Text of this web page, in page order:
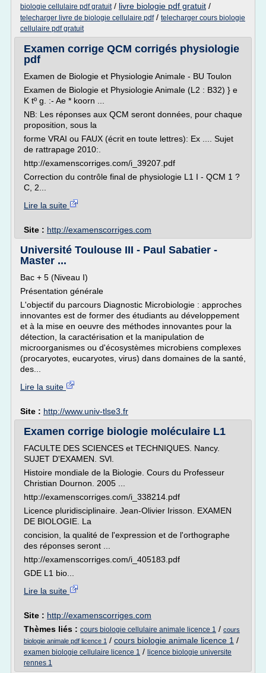
biologie cellulaire pdf gratuit/ livre biologie pdf gratuit /
telecharger livre de biologie cellulaire pdf/ telecharger cours biologie
cellulaire pdf gratuit
Examen corrige QCM corrigés physiologie
pdf
Examen de Biologie et Physiologie Animale - BU Toulon
Examen de Biologie et Physiologie Animale (L2 : B32) } e
K tº g. :- Ae * koorn ...
NB: Les réponses aux QCM seront données, pour chaque
proposition, sous la
forme VRAI ou FAUX (écrit en toute lettres): Ex .... Sujet
de rattrapage 2010:.
http://examenscorriges.com/i_39207.pdf
Correction du contrôle final de physiologie L1 I - QCM 1 ?
C, 2...
Lire la suite
Site : http://examenscorriges.com
Université Toulouse III - Paul Sabatier -
Master ...
Bac + 5 (Niveau I)
Présentation générale
L'objectif du parcours Diagnostic Microbiologie : approches
innovantes est de former des étudiants au développement
et à la mise en oeuvre des méthodes innovantes pour la
détection, la caractérisation et la manipulation de
microorganismes ou d'écosystèmes microbiens complexes
(procaryotes, eucaryotes, virus) dans domaines de la santé,
des...
Lire la suite
Site : http://www.univ-tlse3.fr
Examen corrige biologie moléculaire L1
FACULTE DES SCIENCES et TECHNIQUES. Nancy.
SUJET D'EXAMEN. SVl.
Histoire mondiale de la Biologie. Cours du Professeur
Christian Dournon. 2005 ...
http://examenscorriges.com/i_338214.pdf
Licence pluridisciplinaire. Jean-Olivier Irisson. EXAMEN
DE BIOLOGIE. La
concision, la qualité de l'expression et de l'orthographe
des réponses seront ...
http://examenscorriges.com/i_405183.pdf
GDE L1 bio...
Lire la suite
Site : http://examenscorriges.com
Thèmes liés : cours biologie cellulaire animale licence 1 / cours
biologie animale pdf licence 1 / cours biologie animale licence 1 /
examen biologie cellulaire licence 1 / licence biologie universite
rennes 1